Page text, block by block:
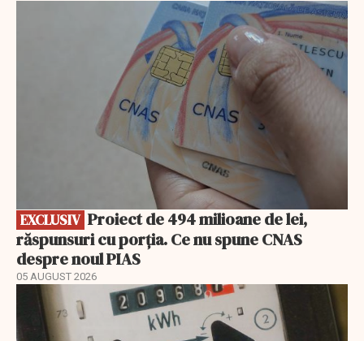
EXCLUSIV
răspunsuri cu porția. Ce nu spune CNAS
despre noul PIAS
05 AUGUST 2026